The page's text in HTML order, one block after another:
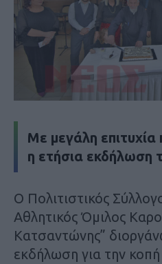
Με μεγάλη
η ετήσια εκδήλωση
Ο Πολιτιστικός
Αθλητικός Όμιλος
Κατσαντώνης”
εκδήλωση για την